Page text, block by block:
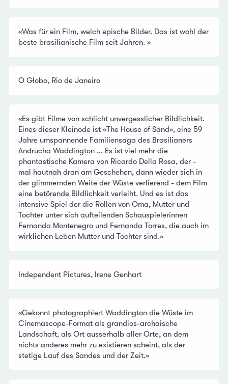
«Was für ein Film, welch epische Bilder. Das ist wohl der
beste brasilianische Film seit Jahren. »
O Globo, Rio de Janeiro
«Es gibt Filme von schlicht unvergesslicher Bildlichkeit.
Eines dieser Kleinode ist «The House of Sand», eine 59
Jahre umspannende Familiensaga des Brasilianers
Andrucha Waddington ... Es ist viel mehr die
phantastische Kamera von Ricardo Della Rosa, der -
mal hautnah dran am Geschehen, dann wieder sich in
der glimmernden Weite der Wüste verlierend - dem Film
eine betörende Bildlichkeit verleiht. Und es ist das
intensive Spiel der die Rollen von Oma, Mutter und
Tochter unter sich aufteilenden Schauspielerinnen
Fernanda Montenegro und Fernanda Torres, die auch im
wirklichen Leben Mutter und Tochter sind.»
Independent Pictures, Irene Genhart
«Gekonnt photographiert Waddington die Wüste im
Cinemascope-Format als grandios-archaische
Landschaft, als Ort ausserhalb aller Orte, an dem
nichts anderes mehr zu existieren scheint, als der
stetige Lauf des Sandes und der Zeit.»